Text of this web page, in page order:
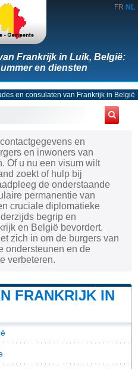
FR NL
Frankrijk in Luik, België:
en diensten
en consulaten van Frankrijk in België
en
en inwoners van
Of u nu een visum wilt
zoekt of hulp bij
de onderstaande
permanentie van
cruciale diplomatieke
begrip en
en België bevordert.
zich in om de burgers van
ondersteunen en de
verbeteren.
FRANKRIJK IN